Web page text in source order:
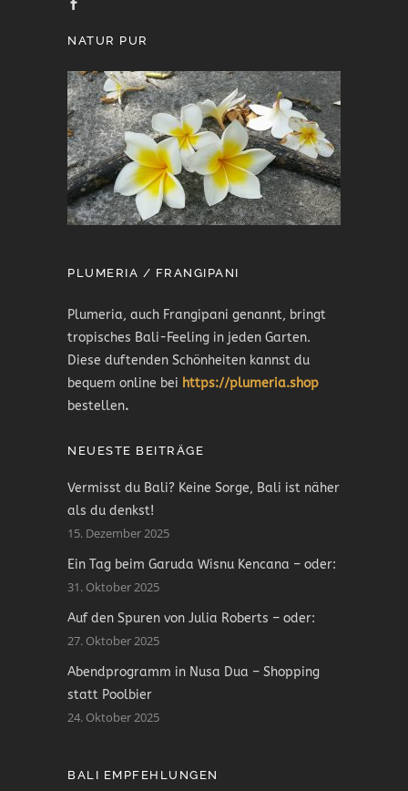
NATUR PUR
PLUMERIA / FRANGIPANI
Plumeria, auch Frangipani genannt, bringt
tropisches Bali-Feeling in jeden Garten.
Diese duftenden Schönheiten kannst du
bequem online bei https://plumeria.shop
bestellen.
NEUESTE BEITRÄGE
Vermisst du Bali? Keine Sorge, Bali ist näher
als du denkst!
15. Dezember 2025
Ein Tag beim Garuda Wisnu Kencana – oder:
31. Oktober 2025
Auf den Spuren von Julia Roberts – oder:
27. Oktober 2025
Abendprogramm in Nusa Dua – Shopping
statt Poolbier
24. Oktober 2025
BALI EMPFEHLUNGEN